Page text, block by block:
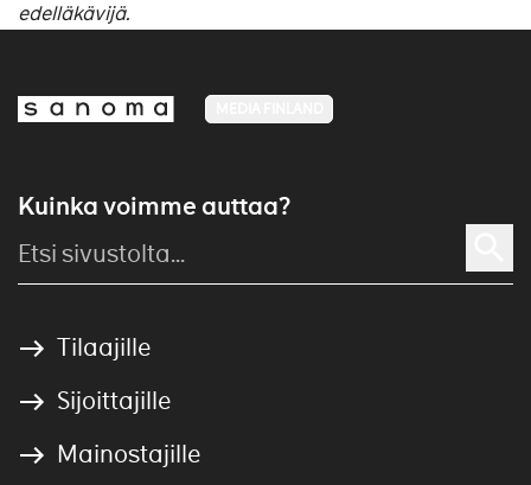
edelläkävijä.
Kuinka voimme auttaa?
Tilaajille
Sijoittajille
Mainostajille